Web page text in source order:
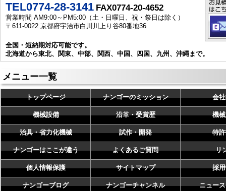
TEL0774-28-3141 FAX0774-20-4652
営業時間 AM9:00～PM5:00（土・日曜日、祝・祭日は除く）
〒611-0022 京都府宇治市白川川上り谷80番地36
全国・短納期対応可能です。
北海道から東北、関東、中部、関西、中国、四国、九州、沖縄まで。
メニュー一覧
トップページ ナンゴーのミッション 会
機械設備 沿革・受賞歴 機
治具・省力化機械 試作・開発 特
ナンゴーはここが違う よくあるご質問 リ
個人情報保護 サイトマップ 採
ナンゴーブログ ナンゴーチャンネル ニュー